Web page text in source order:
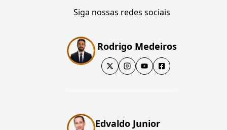
Siga nossas redes sociais
Rodrigo Medeiros
Edvaldo Junior